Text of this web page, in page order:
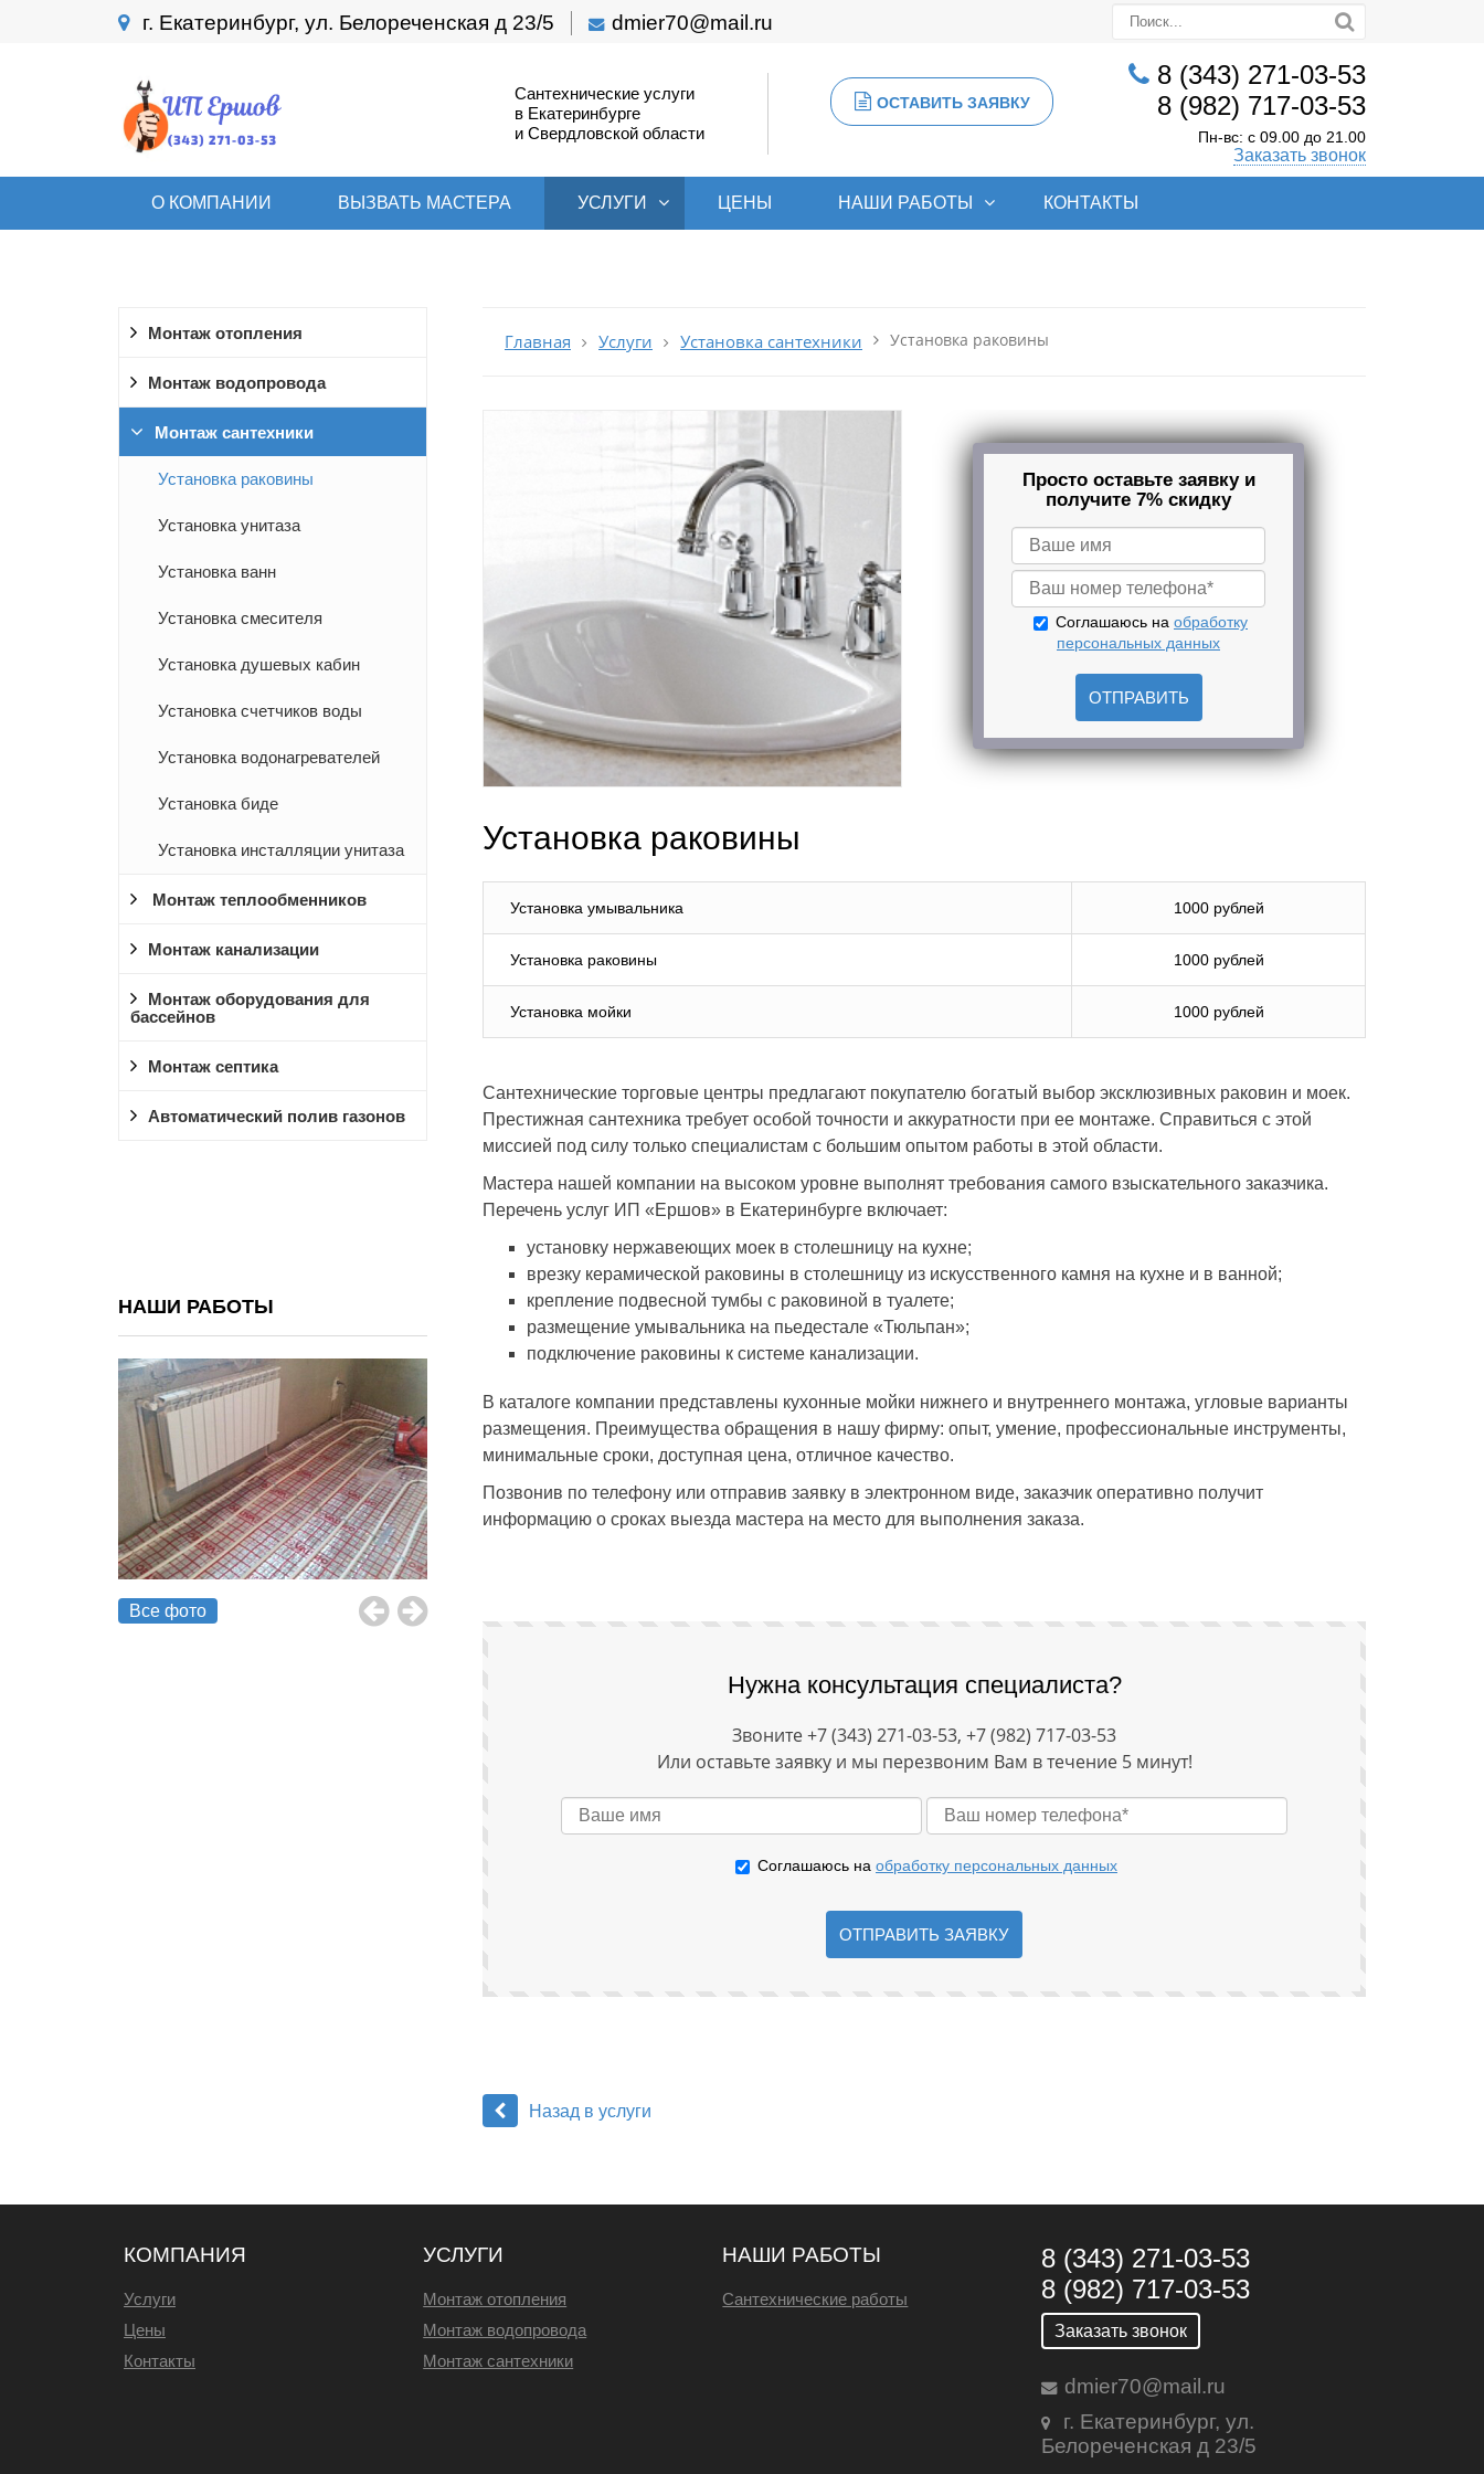
г. Екатеринбург, ул. Белореченская д 23/5 dmier70@mail.ru
8 (343) 271-03-53
8 (982) 717-03-53
Пн-вс: с 09.00 до 21.00
Заказать звонок
ОСТАВИТЬ ЗАЯВКУ
Сантехнические услуги
в Екатеринбурге
и Свердловской области
О КОМПАНИИ ВЫЗВАТЬ МАСТЕРА УСЛУГИ ЦЕНЫ НАШИ РАБОТЫ КОНТАКТЫ
Монтаж отопления
Монтаж водопровода
Монтаж сантехники
Установка раковины
Установка унитаза
Установка ванн
Установка смесителя
Установка душевых кабин
Установка счетчиков воды
Установка водонагревателей
Установка биде
Установка инсталляции унитаза
Монтаж теплообменников
Монтаж канализации
Монтаж оборудования для
бассейнов
Монтаж септика
Автоматический полив газонов
НАШИ РАБОТЫ
Все фото
Главная Услуги Установка сантехники Установка раковины
Просто оставьте заявку и
получите 7% скидку
Соглашаюсь на обработку
персональных данных
ОТПРАВИТЬ
Установка раковины
Установка умывальника 1000 рублей
Установка раковины 1000 рублей
Установка мойки 1000 рублей
Сантехнические торговые центры предлагают покупателю богатый выбор эксклюзивных раковин и моек.
Престижная сантехника требует особой точности и аккуратности при ее монтаже. Справиться с этой
миссией под силу только специалистам с большим опытом работы в этой области.
Мастера нашей компании на высоком уровне выполнят требования самого взыскательного заказчика.
Перечень услуг ИП «Ершов» в Екатеринбурге включает:
установку нержавеющих моек в столешницу на кухне;
врезку керамической раковины в столешницу из искусственного камня на кухне и в ванной;
крепление подвесной тумбы с раковиной в туалете;
размещение умывальника на пьедестале «Тюльпан»;
подключение раковины к системе канализации.
В каталоге компании представлены кухонные мойки нижнего и внутреннего монтажа, угловые варианты
размещения. Преимущества обращения в нашу фирму: опыт, умение, профессиональные инструменты,
минимальные сроки, доступная цена, отличное качество.
Позвонив по телефону или отправив заявку в электронном виде, заказчик оперативно получит
информацию о сроках выезда мастера на место для выполнения заказа.
Нужна консультация специалиста?
Звоните +7 (343) 271-03-53, +7 (982) 717-03-53
Или оставьте заявку и мы перезвоним Вам в течение 5 минут!
Соглашаюсь на обработку персональных данных
ОТПРАВИТЬ ЗАЯВКУ
Назад в услуги
8 (343) 271-03-53
8 (982) 717-03-53
Заказать звонок
dmier70@mail.ru
г. Екатеринбург, ул.
Белореченская д 23/5
КОМПАНИЯ
Услуги
Цены
Контакты
УСЛУГИ
Монтаж отопления
Монтаж водопровода
Монтаж сантехники
НАШИ РАБОТЫ
Сантехнические работы